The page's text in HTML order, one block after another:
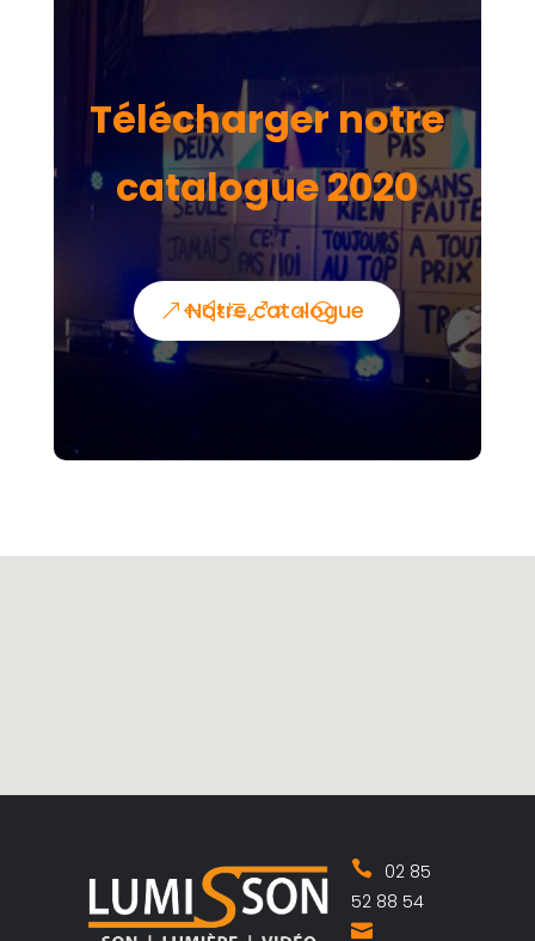
Télécharger notre
catalogue 2020
Notre catalogue
02 85
52 88 54